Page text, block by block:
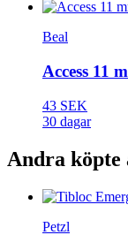
Beal
Access 11
43 SEK
30 dagar
Andra köpte
Petzl